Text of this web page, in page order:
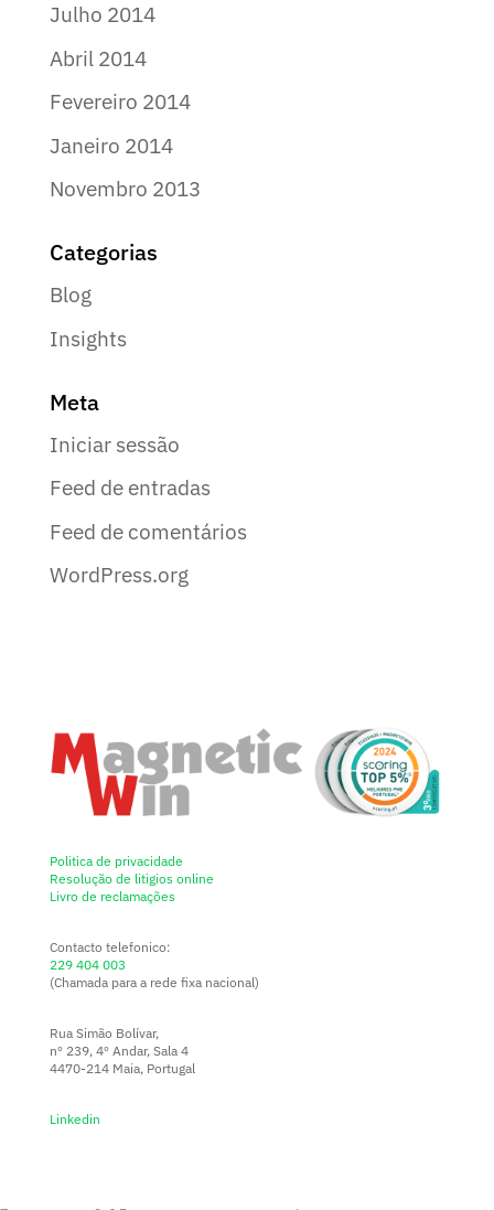
Julho 2014
Abril 2014
Fevereiro 2014
Janeiro 2014
Novembro 2013
Categorias
Blog
Insights
Meta
Iniciar sessão
Feed de entradas
Feed de comentários
WordPress.org
Politica de privacidade
Resolução de litigios online
Livro de reclamações
Contacto telefonico:
229 404 003
(Chamada para a rede fixa nacional)
Rua Simão Bolívar,
nº 239, 4º Andar, Sala 4
4470-214 Maia, Portugal
Linkedin